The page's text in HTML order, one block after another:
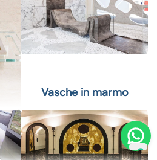
Vasche in marmo